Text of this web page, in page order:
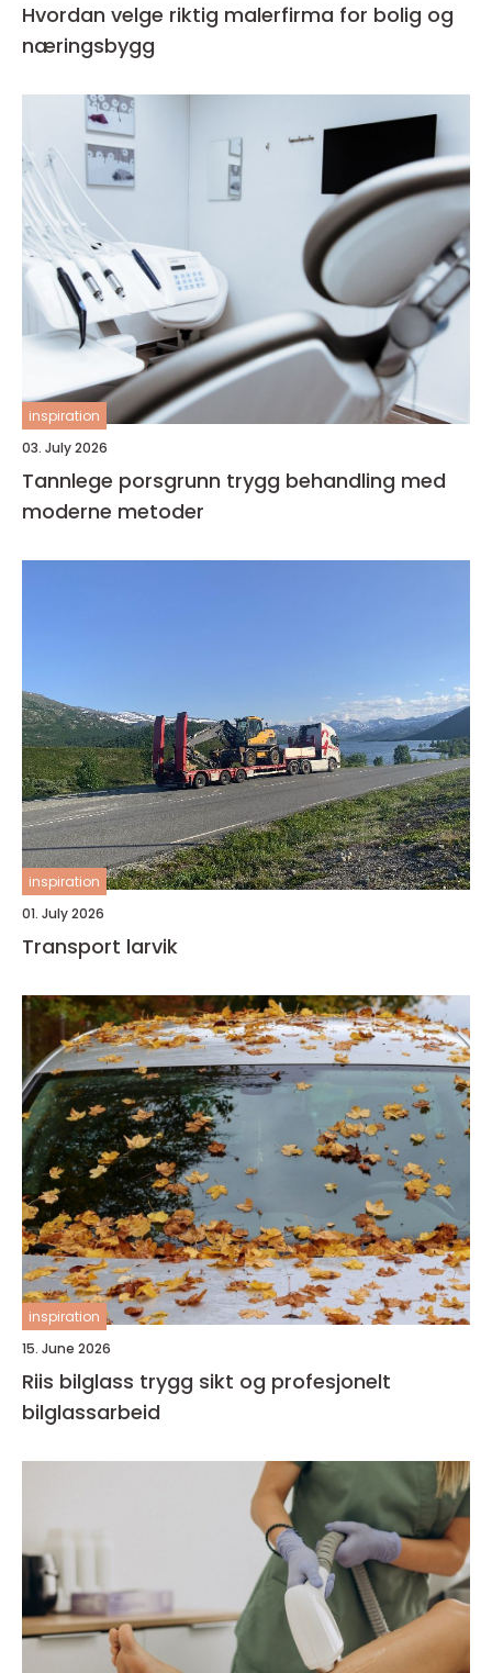
Hvordan velge riktig malerfirma for bolig og
næringsbygg
inspiration
03. July 2026
Tannlege porsgrunn trygg behandling med
moderne metoder
inspiration
01. July 2026
Transport larvik
inspiration
15. June 2026
Riis bilglass trygg sikt og profesjonelt
bilglassarbeid